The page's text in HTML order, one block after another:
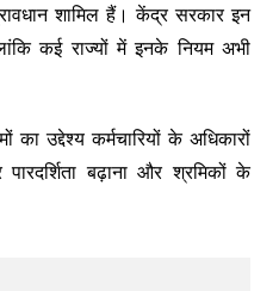
शामिल हैं। केंद्र सरकार इन
कई राज्यों में इनके नियम अभी
उद्देश्य कर्मचारियों के अधिकारों
बढ़ाना और श्रमिकों के